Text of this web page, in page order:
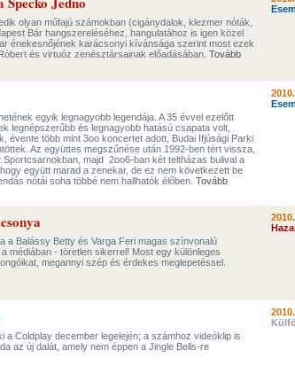
olyan műfajú számokban (cigánydalok, klezmer nóták,
Bár hangszereléséhez, hangulatához is igen közel
énekesnőjének karácsonyi kívánsága szerint most ezek
és virtuóz zenésztársainak előadásában. Tovább
egyik legnagyobb legendája. A 35 évvel ezelőtt
legnépszerűbb és legnagyobb hatású csapata volt,
évente több mint 3oo koncertet adott, Budai Ifjúsági Parki
Az együttes megszűnése után 1992-ben tért vissza,
majd 2oo6-ban két teltházas bulival a
együtt marad a zenekar, de ez nem következett be
nótái soha többé nem hallhatók élőben. Tovább
a Balássy Betty és Varga Feri magas színvonalú
médiában - töretlen sikerrel! Most egy különleges
megannyi szép és érdekes meglepetéssel.
a Coldplay december legelején; a számhoz videóklip is
az új dalát, amely nem éppen a Jingle Bells-re